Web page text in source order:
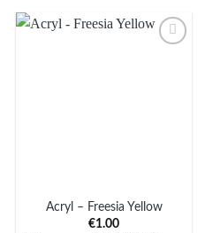
Acryl – Freesia Yellow
€1.00